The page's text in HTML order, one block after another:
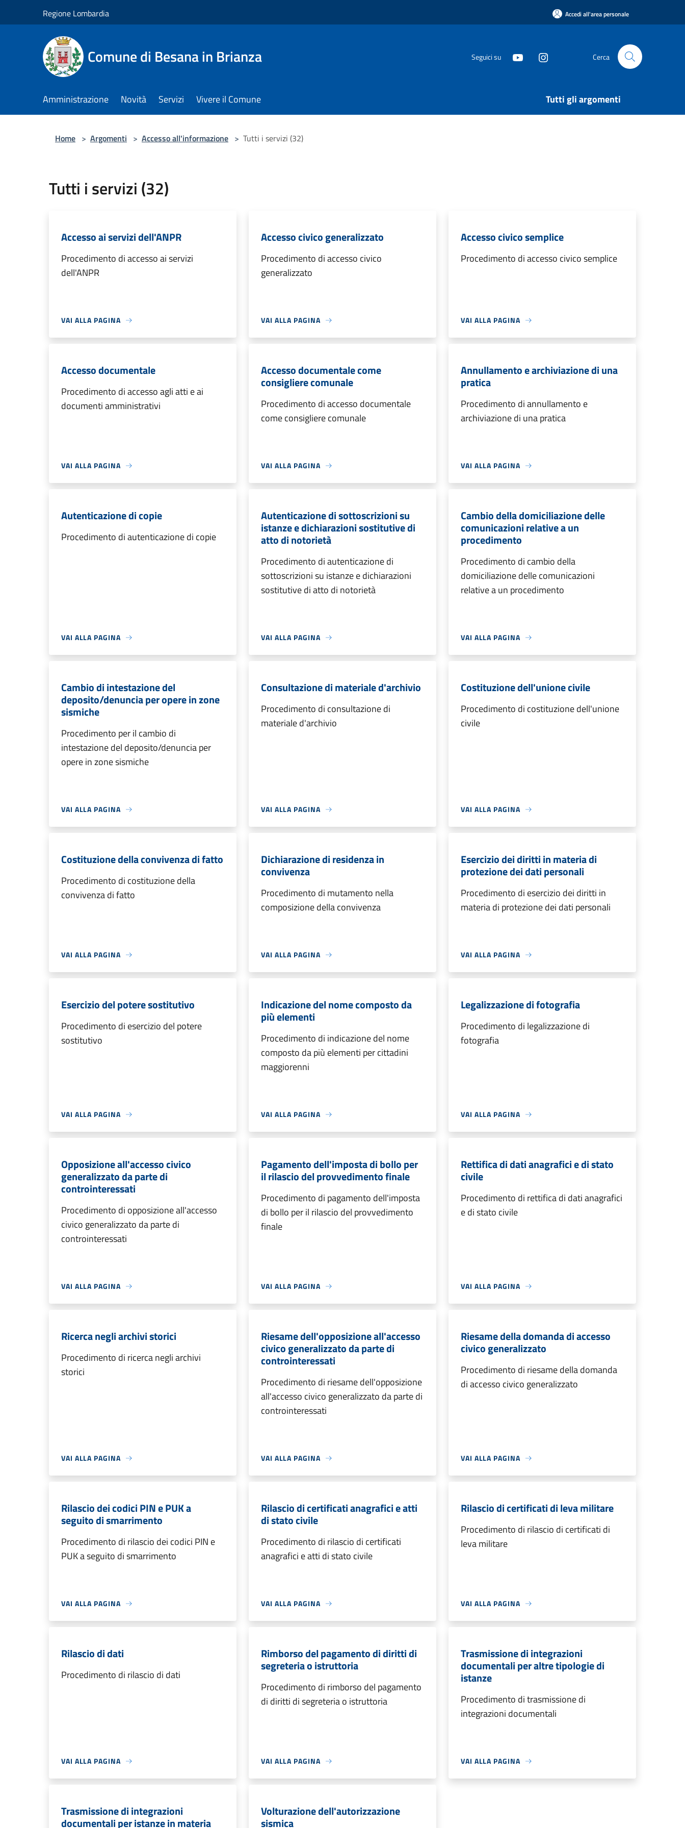
Regione Lombardia Accedi all'area personale
Comune di Besana in Brianza Seguici su Cerca
Amministrazione Novità Servizi Vivere il Comune Tutti gli argomenti
Home > Argomenti > Accesso all'informazione > Tutti i servizi (32)
Tutti i servizi (32)
Accesso ai servizi dell'ANPR
Procedimento di accesso ai servizi
dell'ANPR
VAI ALLA PAGINA
Accesso civico generalizzato
Procedimento di accesso civico
generalizzato
VAI ALLA PAGINA
Accesso civico semplice
Procedimento di accesso civico semplice
VAI ALLA PAGINA
Accesso documentale
Procedimento di accesso agli atti e ai
documenti amministrativi
VAI ALLA PAGINA
Accesso documentale come
consigliere comunale
Procedimento di accesso documentale
come consigliere comunale
VAI ALLA PAGINA
Annullamento e archiviazione di una
pratica
Procedimento di annullamento e
archiviazione di una pratica
VAI ALLA PAGINA
Autenticazione di copie
Procedimento di autenticazione di copie
VAI ALLA PAGINA
Autenticazione di sottoscrizioni su
istanze e dichiarazioni sostitutive di
atto di notorietà
Procedimento di autenticazione di
sottoscrizioni su istanze e dichiarazioni
sostitutive di atto di notorietà
VAI ALLA PAGINA
Cambio della domiciliazione delle
comunicazioni relative a un
procedimento
Procedimento di cambio della
domiciliazione delle comunicazioni
relative a un procedimento
VAI ALLA PAGINA
Cambio di intestazione del
deposito/denuncia per opere in zone
sismiche
Procedimento per il cambio di
intestazione del deposito/denuncia per
opere in zone sismiche
VAI ALLA PAGINA
Consultazione di materiale d'archivio
Procedimento di consultazione di
materiale d'archivio
VAI ALLA PAGINA
Costituzione dell'unione civile
Procedimento di costituzione dell'unione
civile
VAI ALLA PAGINA
Costituzione della convivenza di fatto
Procedimento di costituzione della
convivenza di fatto
VAI ALLA PAGINA
Dichiarazione di residenza in
convivenza
Procedimento di mutamento nella
composizione della convivenza
VAI ALLA PAGINA
Esercizio dei diritti in materia di
protezione dei dati personali
Procedimento di esercizio dei diritti in
materia di protezione dei dati personali
VAI ALLA PAGINA
Esercizio del potere sostitutivo
Procedimento di esercizio del potere
sostitutivo
VAI ALLA PAGINA
Indicazione del nome composto da
più elementi
Procedimento di indicazione del nome
composto da più elementi per cittadini
maggiorenni
VAI ALLA PAGINA
Legalizzazione di fotografia
Procedimento di legalizzazione di
fotografia
VAI ALLA PAGINA
Opposizione all'accesso civico
generalizzato da parte di
controinteressati
Procedimento di opposizione all'accesso
civico generalizzato da parte di
controinteressati
VAI ALLA PAGINA
Pagamento dell'imposta di bollo per
il rilascio del provvedimento finale
Procedimento di pagamento dell'imposta
di bollo per il rilascio del provvedimento
finale
VAI ALLA PAGINA
Rettifica di dati anagrafici e di stato
civile
Procedimento di rettifica di dati anagrafici
e di stato civile
VAI ALLA PAGINA
Ricerca negli archivi storici
Procedimento di ricerca negli archivi
storici
VAI ALLA PAGINA
Riesame dell'opposizione all'accesso
civico generalizzato da parte di
controinteressati
Procedimento di riesame dell'opposizione
all'accesso civico generalizzato da parte di
controinteressati
VAI ALLA PAGINA
Riesame della domanda di accesso
civico generalizzato
Procedimento di riesame della domanda
di accesso civico generalizzato
VAI ALLA PAGINA
Rilascio dei codici PIN e PUK a
seguito di smarrimento
Procedimento di rilascio dei codici PIN e
PUK a seguito di smarrimento
VAI ALLA PAGINA
Rilascio di certificati anagrafici e atti
di stato civile
Procedimento di rilascio di certificati
anagrafici e atti di stato civile
VAI ALLA PAGINA
Rilascio di certificati di leva militare
Procedimento di rilascio di certificati di
leva militare
VAI ALLA PAGINA
Rilascio di dati
Procedimento di rilascio di dati
VAI ALLA PAGINA
Rimborso del pagamento di diritti di
segreteria o istruttoria
Procedimento di rimborso del pagamento
di diritti di segreteria o istruttoria
VAI ALLA PAGINA
Trasmissione di integrazioni
documentali per altre tipologie di
istanze
Procedimento di trasmissione di
integrazioni documentali
VAI ALLA PAGINA
Trasmissione di integrazioni
documentali per istanze in materia
Volturazione dell'autorizzazione
sismica